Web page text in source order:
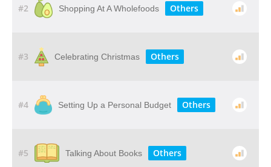
#2 Shopping At A Wholefoods Others
#3 Celebrating Christmas Others
#4 Setting Up a Personal Budget Others
#5 Talking About Books Others